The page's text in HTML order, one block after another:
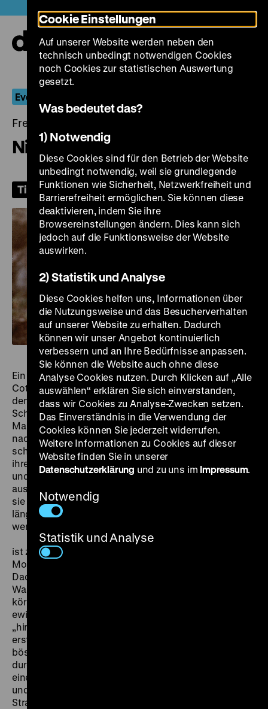
zum
Seiteninhalt
springen
Everyone Likes it Hot
Freitag, 31. Juli 2026, 19.00 Uhr
Niagara
Tickets
Ein Regenbogen begleitet George Loomis (Joseph
Cotton), der in den ersten Szenen dieses Dramas an
den Niagarafällen herumstromert und von seinem
Schicksal erzählt. Jenes Schicksal liegt – in vollem
Make-Up – rauchend und unter der Decke erahnbar
nackt in einer pittoresken Ferienhütte und stellt sich
schlafend: Loomis Ehefrau Rose (Marilyn Monroe), die
ihren Mann später in einem ihrer Signature Dresses
und vor den Augen der pausbäckigen Neuvermählten
aus der Nachbarhütte zur Weißglut bringt – während
sie hinter seinem Rücken mithilfe ihres Liebhabers
längst seinen Tod plant. Doch es kommt anders –
wenn auch keinesfalls besser für Rose.
Cotton
ist zum Zeitpunkt der Dreharbeiten 21 Jahre älter als
Monroe, er trägt also einen Hauch des prototypischen
Daddy mit in den klassischen Film Noir-Plot. Der
Wasserfall rauscht symbolisch für die Kraft der
körperlichen Leidenschaft, und damit für Rose, das
ewig Weibliche, das George hinan – in diesem Fall
„hinab“ zieht. Marilyn Monroe spielte in
erste und einzige Mal eine echte, zu 100 Prozent
böswillige Femme Fatale. Der Blick auf sie ist
durchgehend ein begehrlicher, das wird vor allem in
einer Szene deutlich, in der die Kamera gierig an ihr
und ihrem Gang haften bleibt, während sie eine lange
Straße entlanggeht. (jz)
Cookie Einstellungen
Auf unserer Website werden neben den
technisch unbedingt notwendigen Cookies
noch Cookies zur statistischen Auswertung
gesetzt.
Was bedeutet das?
1) Notwendig
Diese Cookies sind für den Betrieb der Website
unbedingt notwendig, weil sie grundlegende
Funktionen wie Sicherheit, Netzwerkfreiheit und
Barrierefreiheit ermöglichen. Sie können diese
deaktivieren, indem Sie ihre
Browsereinstellungen ändern. Dies kann sich
jedoch auf die Funktionsweise der Website
auswirken.
2) Statistik und Analyse
Diese Cookies helfen uns, Informationen über
die Nutzungsweise und das Besucherverhalten
auf unserer Website zu erhalten. Dadurch
können wir unser Angebot kontinuierlich
verbessern und an Ihre Bedürfnisse anpassen.
Sie können die Website auch ohne diese
Analyse Cookies nutzen. Durch Klicken auf „Alle
auswählen“ erklären Sie sich einverstanden,
dass wir Cookies zu Analyse-Zwecken setzen.
Das Einverständnis in die Verwendung der
Cookies können Sie jederzeit widerrufen.
Weitere Informationen zu Cookies auf dieser
Website finden Sie in unserer
Datenschutzerklärung und zu uns im Impressum.
Notwendig
Statistik und Analyse